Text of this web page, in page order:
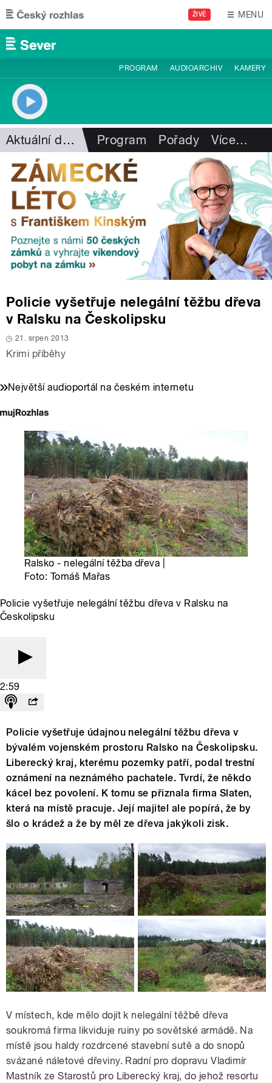
Přejít k hlavnímu obsahu
ŽIVĚ MENU
PROGRAM AUDIOARCHIV KAMERY
Aktuální dění Program Pořady Více…
Policie vyšetřuje nelegální těžbu dřeva
v Ralsku na Českolipsku
21. srpen 2013
Krimi příběhy
Největší audioportál na českém internetu
Ralsko - nelegální těžba dřeva |
Foto: Tomáš Mařas
Policie vyšetřuje nelegální těžbu dřeva v Ralsku na
Českolipsku
2:59
Policie vyšetřuje údajnou nelegální těžbu dřeva v
bývalém vojenském prostoru Ralsko na Českolipsku.
Liberecký kraj, kterému pozemky patří, podal trestní
oznámení na neznámého pachatele. Tvrdí, že někdo
kácel bez povolení. K tomu se přiznala firma Slaten,
která na místě pracuje. Její majitel ale popírá, že by
šlo o krádež a že by měl ze dřeva jakýkoli zisk.
V místech, kde mělo dojít k nelegální těžbě dřeva
soukromá firma likviduje ruiny po sovětské armádě. Na
místě jsou haldy rozdrcené stavební sutě a do snopů
svázané náletové dřeviny. Radní pro dopravu Vladimír
Mastník ze Starostů pro Liberecký kraj, do jehož resortu